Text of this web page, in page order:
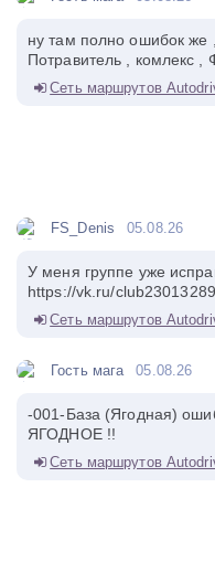
ну там полно ошибок же
Потравитель , комлекс
Сеть маршрутов
FS_Denis 05.08.26
У меня группе уже
https://vk.ru/
Сеть маршрутов
Гость мага 05.08.26
-001-База (Ягодная)
ЯГОДНОЕ !!
Сеть маршрутов